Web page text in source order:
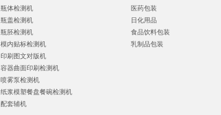
瓶体检测机
瓶盖检测机
瓶胚检测机
模内贴标检测机
印刷图文对版机
容器曲面印刷检测机
喷雾泵检测机
纸浆模塑餐盘餐碗检测机
配套辅机
医药包装
日化用品
食品饮料包装
乳制品包装